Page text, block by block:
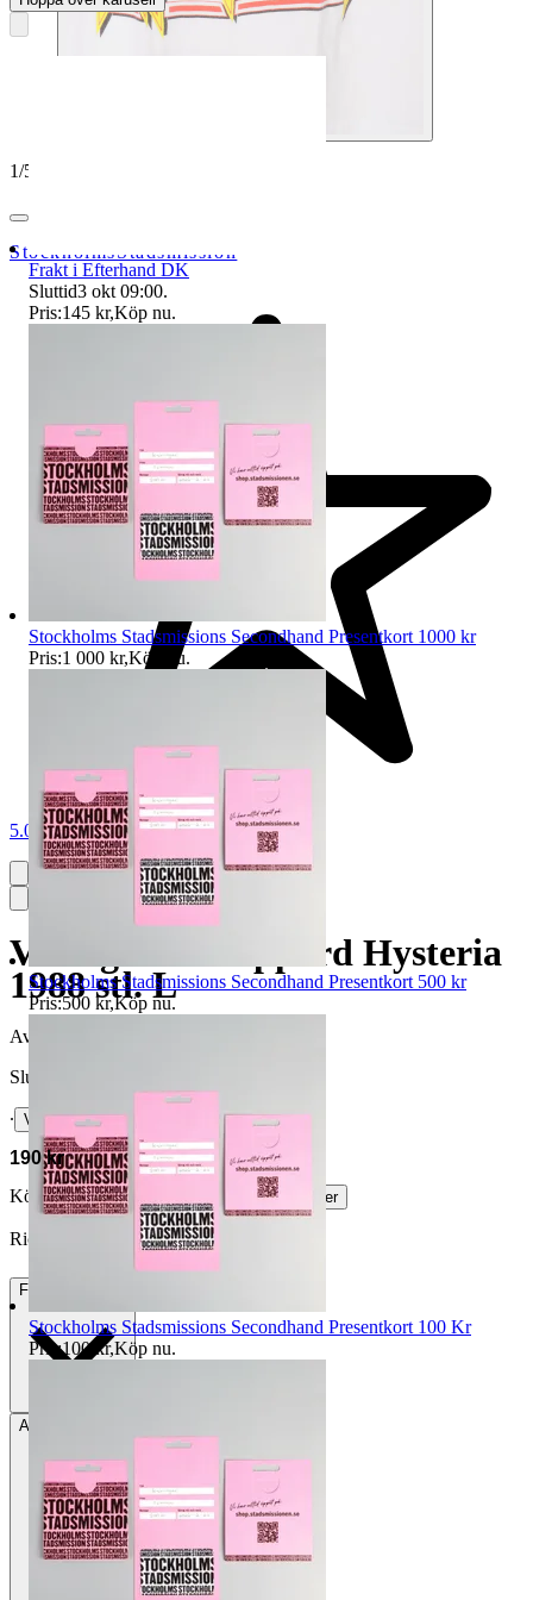
1/5
StockholmsStadsmission
5.0
Vintage Def Leppard Hysteria
1988 stl. L
Avslutad
Slutpris
∙ Visa bud
190 kr
Köparskydd är valfritt hos företag.
Läs mer
RickyFox vann auktionen
Frakt
Avhämtning
Frakt i Efterhand DK
Sluttid3 okt 09:00.
Pris:145 kr,Köp nu.
Stockholms Stadsmissions Secondhand Presentkort 1000 kr
Pris:1 000 kr,Köp nu.
Stockholms Stadsmissions Secondhand Presentkort 500 kr
Pris:500 kr,Köp nu.
Stockholms Stadsmissions Secondhand Presentkort 100 Kr
Pris:100 kr,Köp nu.